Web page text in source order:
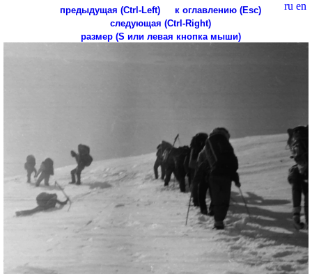
ru en
предыдущая (Ctrl-Left)
к оглавлению (Esc)
следующая (Ctrl-Right)
размер (S или левая кнопка мыши)